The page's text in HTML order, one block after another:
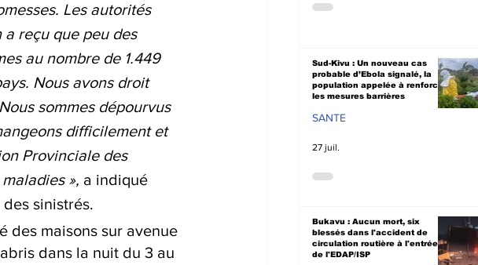
Les autorités
a reçu que peu des
au nombre de 1.449
Nous avons droit
sommes dépourvus
difficilement et
Provinciale des
», a indiqué
sinistrés.
des maisons sur avenue
dans la nuit du 3 au
Sud-Kivu : Un nouveau cas
probable d’Ebola signalé, la
population appelée à renforcer
les mesures barrières
SANTE
27 juil.
Bukavu : Aucun mort, six
blessés dans l'accident de
circulation routière à l'entrée
de l'EDAP/ISP